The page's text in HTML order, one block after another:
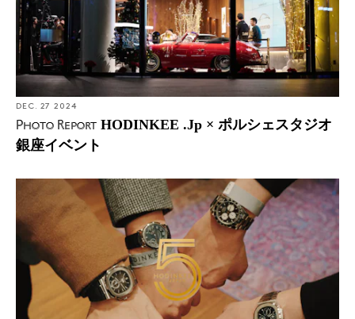
DEC. 27 2024
Photo Report HODINKEE .Jp × ポルシェスタジオ
銀座イベント